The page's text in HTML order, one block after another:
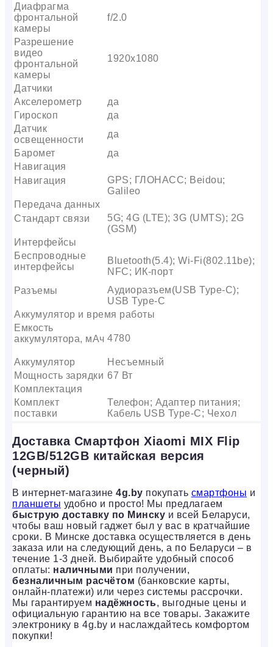
Диафрагма
фронтальной
камеры
f/2.0
Разрешение
видео
фронтальной
камеры
1920х1080
Датчики
Акселерометр
да
Гироскоп
да
Датчик
освещенности
да
Баромет
да
Навигация
Навигация
GPS; ГЛОНАСС; Beidou;
Galileo
Передача данных
Стандарт связи
5G; 4G (LTE); 3G (UMTS); 2G
(GSM)
Интерфейсы
Беспроводные
интерфейсы
Bluetooth(5.4); Wi-Fi(802.11be);
NFC; ИК-порт
Разъемы
Аудиоразъем(USB Type-C);
USB Type-C
Аккумулятор и время работы
Емкость
аккумулятора, мАч 4780
Аккумулятор
Несъемный
Мощность зарядки 67 Вт
Комплектация
Комплект
поставки
Телефон; Адаптер питания;
Кабель USB Type-C; Чехол
Доставка Смартфон Xiaomi MIX Flip
12GB/512GB китайская версия
(черный)
В интернет-магазине 4g.by покупать смартфоны и
планшеты удобно и просто! Мы предлагаем
быструю доставку по Минску и всей Беларуси,
чтобы ваш новый гаджет был у вас в кратчайшие
сроки. В Минске доставка осуществляется в день
заказа или на следующий день, а по Беларуси – в
течение 1-3 дней. Выбирайте удобный способ
оплаты: наличными при получении,
безналичным расчётом (банковские карты,
онлайн-платежи) или через системы рассрочки.
Мы гарантируем надёжность, выгодные цены и
официальную гарантию на все товары. Закажите
электронику в 4g.by и наслаждайтесь комфортом
покупки!